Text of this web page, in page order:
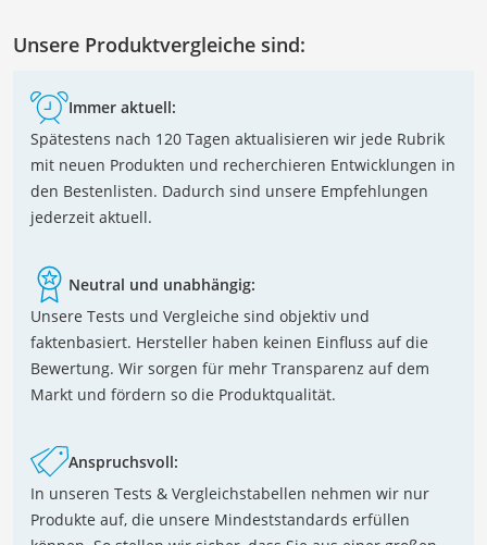
Unsere Produktvergleiche sind:
Immer aktuell:
Spätestens nach 120 Tagen aktualisieren wir jede Rubrik
mit neuen Produkten und recherchieren Entwicklungen in
den Bestenlisten. Dadurch sind unsere Empfehlungen
jederzeit aktuell.
Neutral und unabhängig:
Unsere Tests und Vergleiche sind objektiv und
faktenbasiert. Hersteller haben keinen Einfluss auf die
Bewertung. Wir sorgen für mehr Transparenz auf dem
Markt und fördern so die Produktqualität.
Anspruchsvoll:
In unseren Tests & Vergleichstabellen nehmen wir nur
Produkte auf, die unsere Mindeststandards erfüllen